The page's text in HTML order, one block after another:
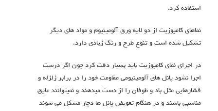
استفاده کرد.
نماهای کامپوزیت از دو لایه ورق آلومینیوم و مواد های دیگر
تشکیل شده است و تنوع طرح و رنگ زیادی دارد.
در اجرای نمای کامپوزیت باید بسیار دقت کرد چون اگر درست
اجرا نشود پانل های آلومینیومی مقاومت خود را در برابر زلزله و
فشارهایی مثل باد و طوفان را از دست میدهند و نمیتوانند عایق
مناسبی باشند و در هنگام تعویض پانل ها دچار مشکل می شوند